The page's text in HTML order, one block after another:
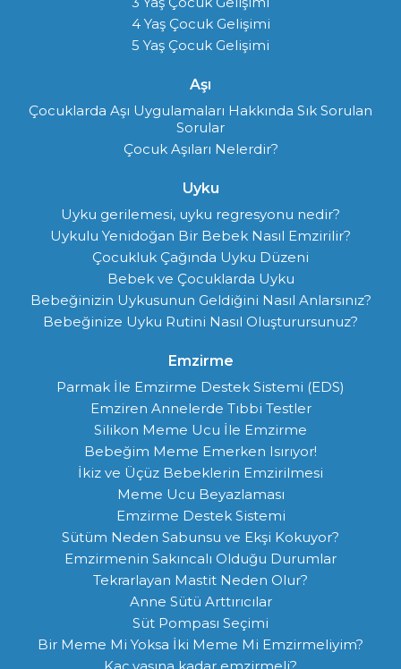
4 Yaş Çocuk Gelişimi
5 Yaş Çocuk Gelişimi
Aşı
Çocuklarda Aşı Uygulamaları Hakkında Sık Sorulan
Sorular
Çocuk Aşıları Nelerdir?
Uyku
Uyku gerilemesi, uyku regresyonu nedir?
Uykulu Yenidoğan Bir Bebek Nasıl Emzirilir?
Çocukluk Çağında Uyku Düzeni
Bebek ve Çocuklarda Uyku
Bebeğinizin Uykusunun Geldiğini Nasıl Anlarsınız?
Bebeğinize Uyku Rutini Nasıl Oluşturursunuz?
Emzirme
Parmak İle Emzirme Destek Sistemi (EDS)
Emziren Annelerde Tıbbi Testler
Silikon Meme Ucu İle Emzirme
Bebeğim Meme Emerken Isırıyor!
İkiz ve Üçüz Bebeklerin Emzirilmesi
Meme Ucu Beyazlaması
Emzirme Destek Sistemi
Sütüm Neden Sabunsu ve Ekşi Kokuyor?
Emzirmenin Sakıncalı Olduğu Durumlar
Tekrarlayan Mastit Neden Olur?
Anne Sütü Arttırıcılar
Süt Pompası Seçimi
Bir Meme Mi Yoksa İki Meme Mi Emzirmeliyim?
Kaç yaşına kadar emzirmeli?